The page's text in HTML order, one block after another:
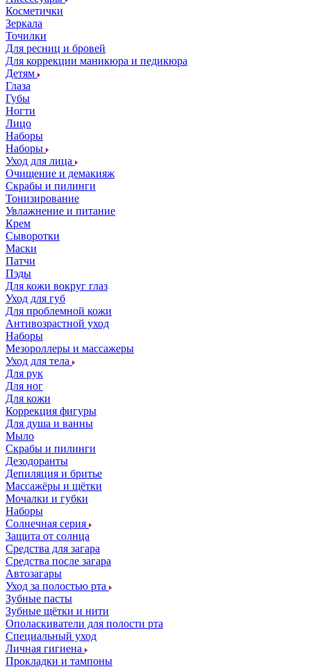
Косметички
Зеркала
Точилки
Для ресниц и бровей
Для коррекции маникюра и педикюра
Детям
Глаза
Губы
Ногти
Лицо
Наборы
Наборы
Уход для лица
Очищение и демакияж
Скрабы и пилинги
Тонизирование
Увлажнение и питание
Крем
Сыворотки
Маски
Патчи
Пэды
Для кожи вокруг глаз
Уход для губ
Для проблемной кожи
Антивозрастной уход
Наборы
Мезороллеры и массажеры
Уход для тела
Для рук
Для ног
Для кожи
Коррекция фигуры
Для душа и ванны
Мыло
Скрабы и пилинги
Дезодоранты
Депиляция и бритье
Массажёры и щётки
Мочалки и губки
Наборы
Солнечная серия
Защита от солнца
Средства для загара
Средства после загара
Автозагары
Уход за полостью рта
Зубные пасты
Зубные щётки и нити
Ополаскиватели для полости рта
Специальный уход
Личная гигиена
Прокладки и тампоны